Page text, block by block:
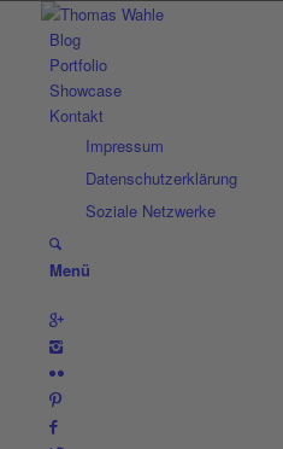
Blog
Portfolio
Showcase
Kontakt
Impressum
Datenschutzerklärung
Soziale Netzwerke
Menü